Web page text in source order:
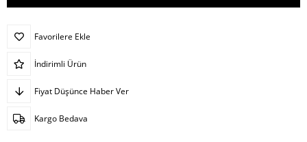
Favorilere Ekle
İndirimli Ürün
Fiyat Düşünce Haber Ver
Kargo Bedava